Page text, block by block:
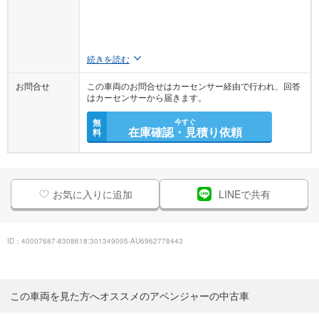
続きを読む
お問合せ
この車両のお問合せはカーセンサー経由で行われ、回答
はカーセンサーから届きます。
無
料
今すぐ
在庫確認・見積り依頼
お気に入りに追加 LINEで共有
ID：40007687-8308618:301349005-AU6962778443
この車両を見た方へオススメのアベンジャーの中古車